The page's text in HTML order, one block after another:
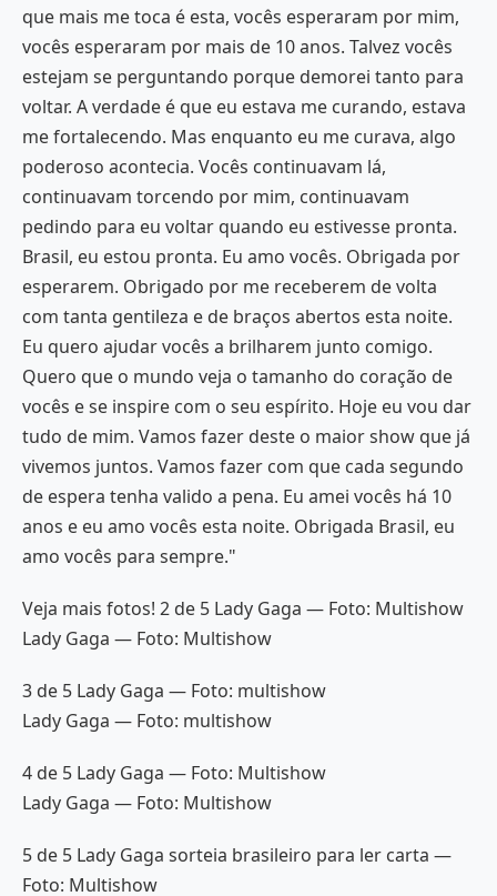
que mais me toca é esta, vocês esperaram por mim,
vocês esperaram por mais de 10 anos. Talvez vocês
estejam se perguntando porque demorei tanto para
voltar. A verdade é que eu estava me curando, estava
me fortalecendo. Mas enquanto eu me curava, algo
poderoso acontecia. Vocês continuavam lá,
continuavam torcendo por mim, continuavam
pedindo para eu voltar quando eu estivesse pronta.
Brasil, eu estou pronta. Eu amo vocês. Obrigada por
esperarem. Obrigado por me receberem de volta
com tanta gentileza e de braços abertos esta noite.
Eu quero ajudar vocês a brilharem junto comigo.
Quero que o mundo veja o tamanho do coração de
vocês e se inspire com o seu espírito. Hoje eu vou dar
tudo de mim. Vamos fazer deste o maior show que já
vivemos juntos. Vamos fazer com que cada segundo
de espera tenha valido a pena. Eu amei vocês há 10
anos e eu amo vocês esta noite. Obrigada Brasil, eu
amo vocês para sempre."
Veja mais fotos! 2 de 5 Lady Gaga — Foto: Multishow
Lady Gaga — Foto: Multishow
3 de 5 Lady Gaga — Foto: multishow
Lady Gaga — Foto: multishow
4 de 5 Lady Gaga — Foto: Multishow
Lady Gaga — Foto: Multishow
5 de 5 Lady Gaga sorteia brasileiro para ler carta —
Foto: Multishow